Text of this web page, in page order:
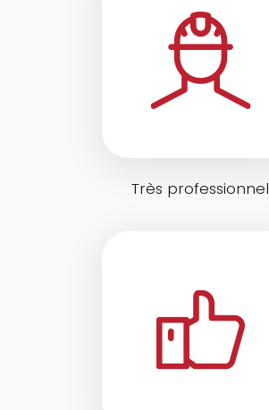
Très professionnel